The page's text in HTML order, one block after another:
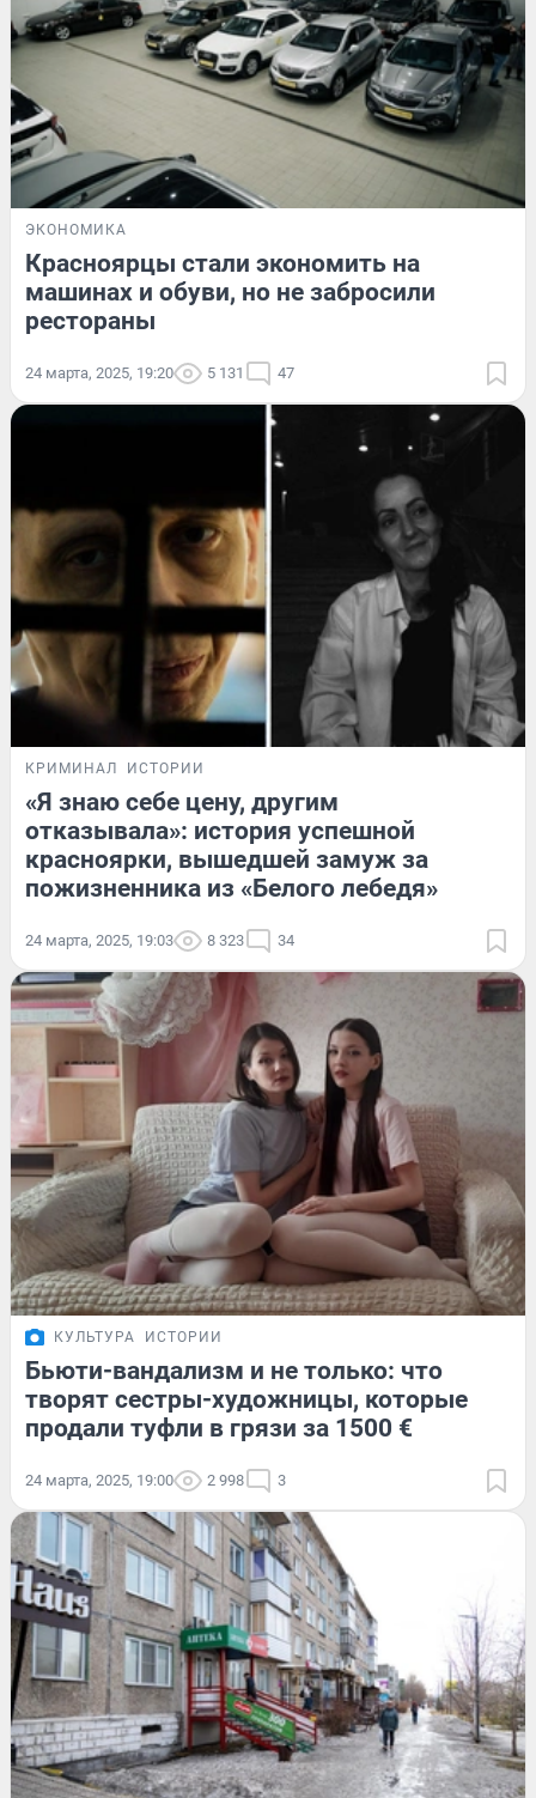
ЭКОНОМИКА
Красноярцы стали экономить на
машинах и обуви, но не забросили
рестораны
24 марта, 2025, 19:20 5 131 47
КРИМИНАЛ ИСТОРИИ
«Я знаю себе цену, другим
отказывала»: история успешной
красноярки, вышедшей замуж за
пожизненника из «Белого лебедя»
24 марта, 2025, 19:03 8 323 34
КУЛЬТУРА ИСТОРИИ
Бьюти-вандализм и не только: что
творят сестры-художницы, которые
продали туфли в грязи за 1500 €
24 марта, 2025, 19:00 2 998 3